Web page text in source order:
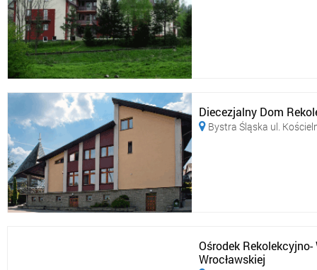
Diecezjalny Dom
 Bystra Śląska ul.
Ośrodek
Wrocławskiej